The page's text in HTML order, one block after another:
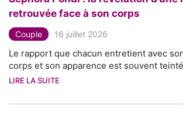
retrouvée face à son corps
Couple 16 juillet 2026
Le rapport que chacun entretient avec
corps et son apparence est souvent
LIRE LA SUITE